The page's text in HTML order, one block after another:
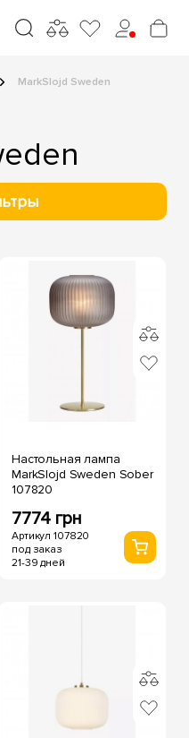
MarkSlojd Sweden
Настольная лампа
MarkSlojd Sweden Sober
107820
7774 грн
Артикул 107820
под заказ
21-39 дней